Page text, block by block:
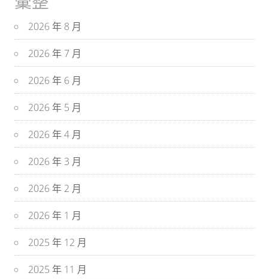
2026 年 8 月
2026 年 7 月
2026 年 6 月
2026 年 5 月
2026 年 4 月
2026 年 3 月
2026 年 2 月
2026 年 1 月
2025 年 12 月
2025 年 11 月